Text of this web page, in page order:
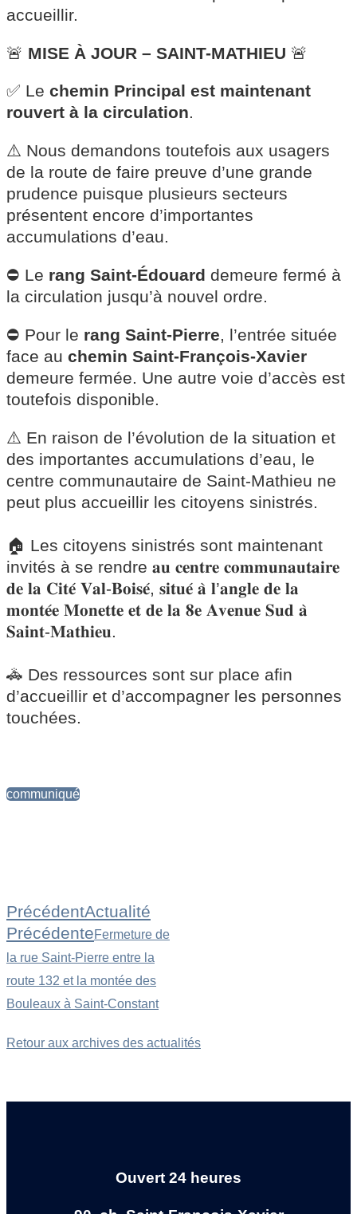
accueillir.
🚨 MISE À JOUR – SAINT-MATHIEU 🚨
✅ Le chemin Principal est maintenant
rouvert à la circulation.
⚠️ Nous demandons toutefois aux usagers
de la route de faire preuve d’une grande
prudence puisque plusieurs secteurs
présentent encore d’importantes
accumulations d’eau.
⛔ Le rang Saint-Édouard demeure fermé à
la circulation jusqu’à nouvel ordre.
⛔ Pour le rang Saint-Pierre, l’entrée située
face au chemin Saint-François-Xavier
demeure fermée. Une autre voie d’accès est
toutefois disponible.
⚠️ En raison de l’évolution de la situation et
des importantes accumulations d’eau, le
centre communautaire de Saint-Mathieu ne
peut plus accueillir les citoyens sinistrés.
🏠 Les citoyens sinistrés sont maintenant
invités à se rendre 𝐚𝐮 𝐜𝐞𝐧𝐭𝐫𝐞 𝐜𝐨𝐦𝐦𝐮𝐧𝐚𝐮𝐭𝐚𝐢𝐫𝐞
𝐝𝐞 𝐥𝐚 𝐂𝐢𝐭𝐞́ 𝐕𝐚𝐥-𝐁𝐨𝐢𝐬𝐞́, 𝐬𝐢𝐭𝐮𝐞́ 𝐚̀ 𝐥’𝐚𝐧𝐠𝐥𝐞 𝐝𝐞 𝐥𝐚
𝐦𝐨𝐧𝐭𝐞́𝐞 𝐌𝐨𝐧𝐞𝐭𝐭𝐞 𝐞𝐭 𝐝𝐞 𝐥𝐚 𝟖𝐞 𝐀𝐯𝐞𝐧𝐮𝐞 𝐒𝐮𝐝 𝐚̀
𝐒𝐚𝐢𝐧𝐭-𝐌𝐚𝐭𝐡𝐢𝐞𝐮.
🚓 Des ressources sont sur place afin
d’accueillir et d’accompagner les personnes
touchées.
communiqué
PrécédentActualité
PrécédenteFermeture de
la rue Saint-Pierre entre la
route 132 et la montée des
Bouleaux à Saint-Constant
Retour aux archives des actualités
Ouvert 24 heures